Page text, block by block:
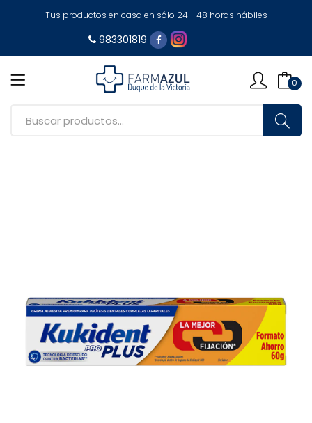
Tus productos en casa en sólo 24 - 48 horas hábiles
983301819
0